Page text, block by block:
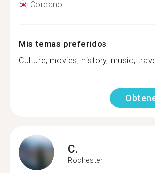
Coreano
Mis temas preferidos
Culture, movies, history, music,
C.
Rochester